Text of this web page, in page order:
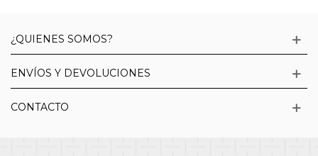
¿QUIENES SOMOS?
ENVÍOS Y DEVOLUCIONES
CONTACTO